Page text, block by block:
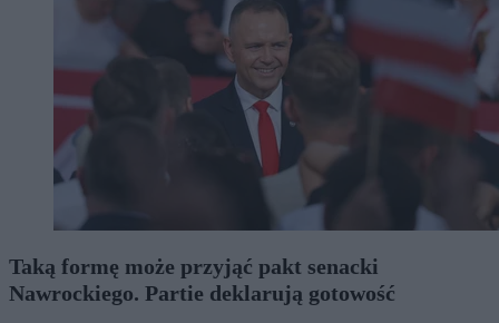
Taką formę może przyjąć pakt senacki
Nawrockiego. Partie deklarują gotowość